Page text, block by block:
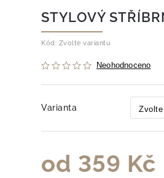
STYLOVÝ
Kód: Zvolte variantu
Neohodnoceno
Varianta
od 359 Kč